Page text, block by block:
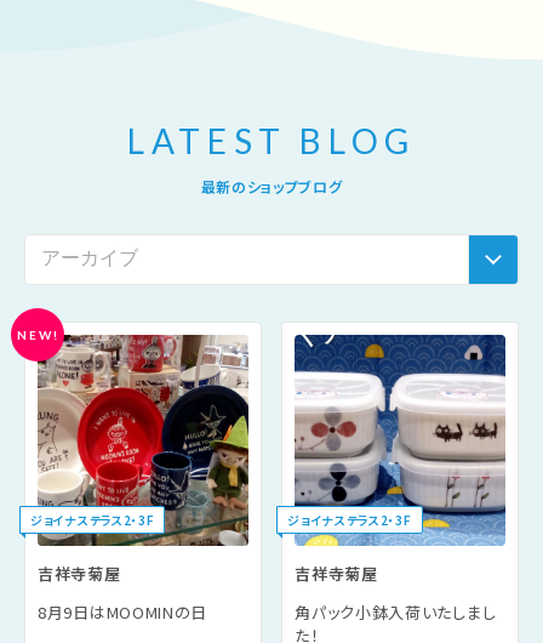
LATEST BLOG
最新のショップブログ
NEW!
ジョイナステラス2・3F
吉祥寺菊屋
8月9日はMOOMINの日
ジョイナステラス2・3F
吉祥寺菊屋
角パック小鉢入荷いたしまし
た！